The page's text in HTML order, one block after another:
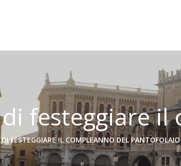
festeggiare
FESTEGGIARE IL COMPLEANNO DEL PANTOFOLAIO